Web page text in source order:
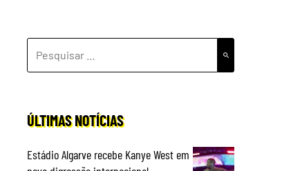
POR:
ÚLTIMAS NOTÍCIAS
Estádio Algarve recebe Kanye West em